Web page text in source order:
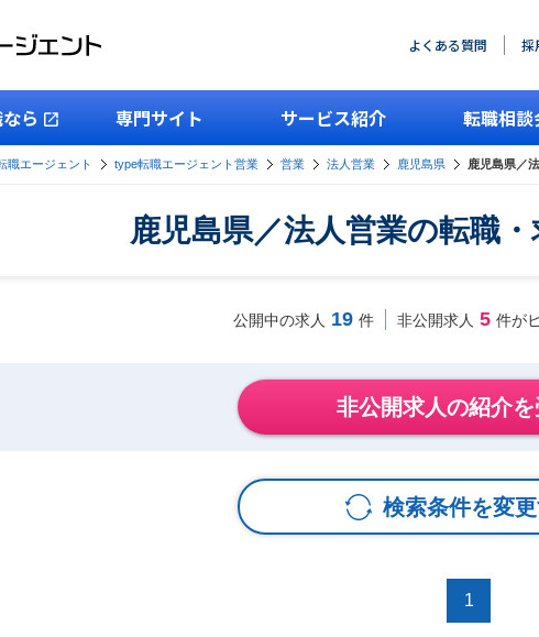
よくある質問 採
ら 専門サイト サービス紹介 転職相談
職エージェント type転職エージェント営業 営業 法人営業 鹿児島県 鹿児島県／
鹿児島県／法人営業の転職
公開中の求人 19 件 非公開求人 5 件が
非公開求人の紹介を
検索条件を変
1